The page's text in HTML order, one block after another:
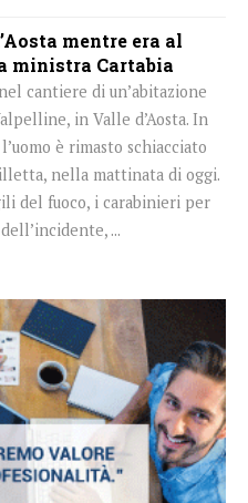
mentre era al
ministra Cartabia
cantiere di un’abitazione
in Valle d’Aosta. In
è rimasto schiacciato
nella mattinata di oggi.
del fuoco, i carabinieri per
...